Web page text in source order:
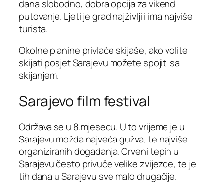
dana slobodno, dobra opcija za vikend
putovanje. Ljeti je grad najživlji i ima najviše
turista.
Okolne planine privlače skijaše, ako volite
skijati posjet Sarajevu možete spojiti sa
skijanjem.
Sarajevo film festival
Održava se u 8.mjesecu. U to vrijeme je u
Sarajevu možda najveća gužva, te najviše
organiziranih događanja. Crveni tepih u
Sarajevu često privuče velike zvijezde, te je
tih dana u Sarajevu sve malo drugačije.